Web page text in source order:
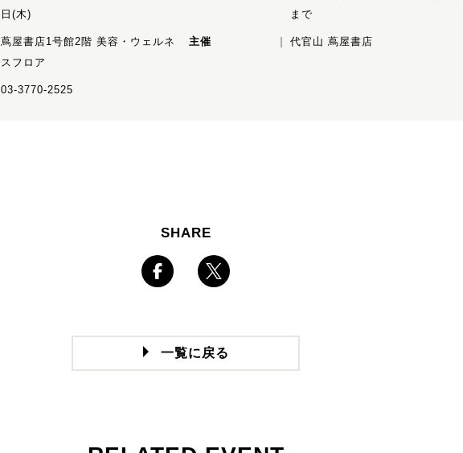
日(木)
まで
蔦屋書店1号館2階 美容・ウェルネ
スフロア
主催 代官山 蔦屋書店
03-3770-2525
SHARE
一覧に戻る